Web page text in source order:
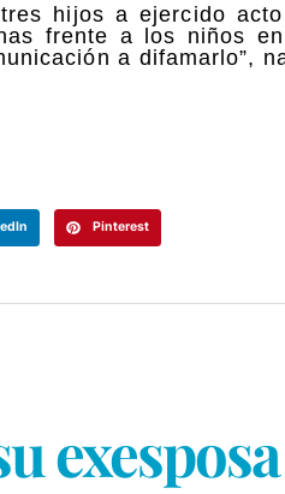
hijos a ejercido
frente a los niños
a difamarlo”,
Pinterest